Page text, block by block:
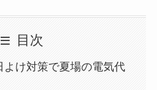
目次
よけ対策で夏場の電気代